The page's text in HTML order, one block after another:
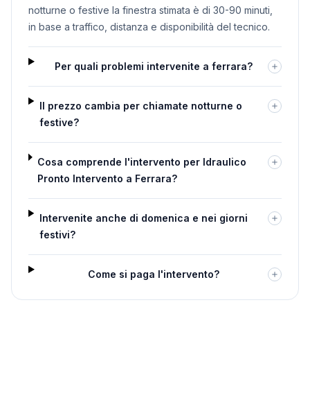
notturne o festive la finestra stimata è di 30-90 minuti,
in base a traffico, distanza e disponibilità del tecnico.
Per quali problemi intervenite a ferrara?
Il prezzo cambia per chiamate notturne o
festive?
Cosa comprende l'intervento per Idraulico
Pronto Intervento a Ferrara?
Intervenite anche di domenica e nei giorni
festivi?
Come si paga l'intervento?